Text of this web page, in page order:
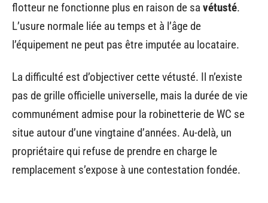
flotteur ne fonctionne plus en raison de sa vétusté.
L’usure normale liée au temps et à l’âge de
l’équipement ne peut pas être imputée au locataire.
La difficulté est d’objectiver cette vétusté. Il n’existe
pas de grille officielle universelle, mais la durée de vie
communément admise pour la robinetterie de WC se
situe autour d’une vingtaine d’années. Au-delà, un
propriétaire qui refuse de prendre en charge le
remplacement s’expose à une contestation fondée.